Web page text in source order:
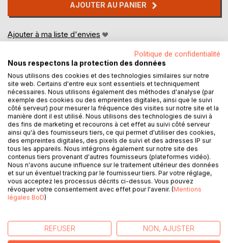
AJOUTER AU PANIER
Ajouter à ma liste d'envies
DESCRIPTION
Semblable à des millions d'autres, votre enfant n'attend de
la vie que le miel.
Il apprend bien que les abeilles sont en danger, que l'ours
polaire n'a plus rien à manger, que les inondations et la
canicule menacent notre planète. Mais que peut-il bien
Eh bien ces garçonnets et ces fillettes prêts à mordre à
pleines dents dans la vie, parlons-leur à l'oreille des
Politique de confidentialité
Nous respectons la protection des données
Nous utilisons des cookies et des technologies similaires sur notre
site web. Certains d'entre eux sont essentiels et techniquement
nécessaires. Nous utilisons également des méthodes d'analyse (par
exemple des cookies ou des empreintes digitales, ainsi que le suivi
côté serveur) pour mesurer la fréquence des visites sur notre site et la
manière dont il est utilisé. Nous utilisons des technologies de suivi à
des fins de marketing et recourons à cet effet au suivi côté serveur
ainsi qu'à des fournisseurs tiers, ce qui permet d'utiliser des cookies,
des empreintes digitales, des pixels de suivi et des adresses IP sur
tous les appareils. Nous intégrons également sur notre site des
contenus tiers provenant d'autres fournisseurs (plateformes vidéo).
Nous n'avons aucune influence sur le traitement ultérieur des données
et sur un éventuel tracking par le fournisseur tiers. Par votre réglage,
vous acceptez les processus décrits ci-dessus. Vous pouvez
révoquer votre consentement avec effet pour l'avenir. (Mentions
légales BoD)
REFUSER NON, AJUSTER